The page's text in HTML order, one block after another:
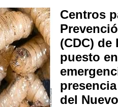
Centros
(CDC)
puesto
del